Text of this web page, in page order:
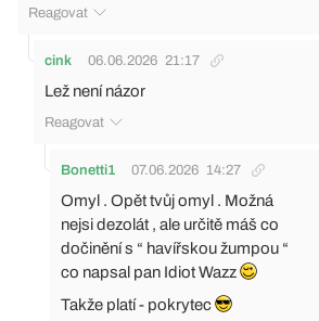
Reagovat
cink 06.06.2026 21:17
Lež není názor
Reagovat
Bonetti1 07.06.2026 14:27
Omyl . Opět tvůj omyl . Možná
nejsi dezolát , ale určitě máš co
dočinění s “ havířskou žumpou “
co napsal pan Idiot Wazz
Takže platí - pokrytec